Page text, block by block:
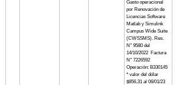
Gasto operacional
por Renovación de
Licencias Software
Matlab y Simulink
Campus Wide Suite
(CWSSMS). Res.
N° 9580 del
14/10/2022 Factura
N° 7226592
Operación: B330145
* valor del dólar
$856,31 al 06/01/23